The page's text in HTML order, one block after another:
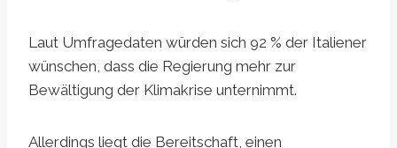
Laut Umfragedaten würden sich 92 % der Italiener
wünschen, dass die Regierung mehr zur
Bewältigung der Klimakrise unternimmt.
Allerdings liegt die Bereitschaft, einen